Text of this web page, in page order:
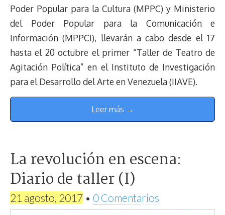
Poder Popular para la Cultura (MPPC) y Ministerio
del Poder Popular para la Comunicación e
Información (MPPCI), llevarán a cabo desde el 17
hasta el 20 octubre el primer “Taller de Teatro de
Agitación Política” en el Instituto de Investigación
para el Desarrollo del Arte en Venezuela (IIAVE).
Leer más →
La revolución en escena:
Diario de taller (I)
21 agosto, 2017 • 0 Comentarios